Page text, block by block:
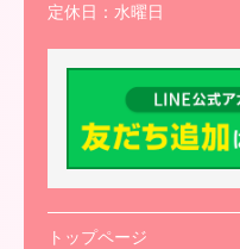
定休日： 水曜日
トップページ